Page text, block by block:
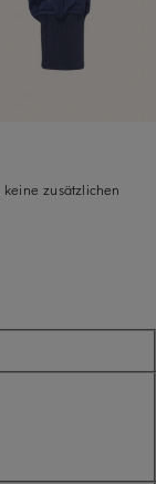
keine zusätzlichen